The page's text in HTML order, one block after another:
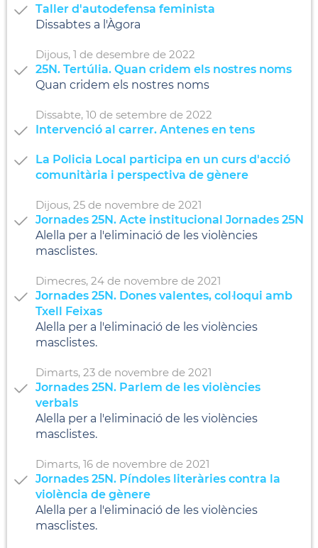
Taller d'autodefensa feminista
Dissabtes a l'Àgora
Dijous, 1 de desembre de 2022
25N. Tertúlia. Quan cridem els nostres noms
Quan cridem els nostres noms
Dissabte, 10 de setembre de 2022
Intervenció al carrer. Antenes en tens
La Policia Local participa en un curs d'acció
comunitària i perspectiva de gènere
Dijous, 25 de novembre de 2021
Jornades 25N. Acte institucional Jornades 25N
Alella per a l'eliminació de les violències
masclistes.
Dimecres, 24 de novembre de 2021
Jornades 25N. Dones valentes, col·loqui amb
Txell Feixas
Alella per a l'eliminació de les violències
masclistes.
Dimarts, 23 de novembre de 2021
Jornades 25N. Parlem de les violències
verbals
Alella per a l'eliminació de les violències
masclistes.
Dimarts, 16 de novembre de 2021
Jornades 25N. Píndoles literàries contra la
violència de gènere
Alella per a l'eliminació de les violències
masclistes.